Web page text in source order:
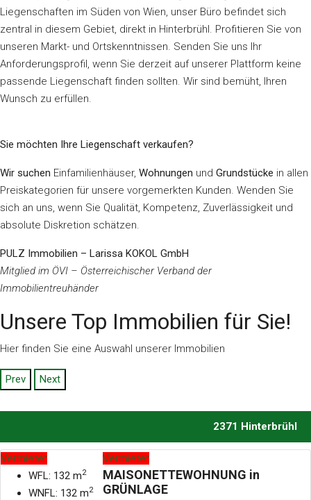
Liegenschaften im Süden von Wien, unser Büro befindet sich
zentral in diesem Gebiet, direkt in Hinterbrühl. Profitieren Sie von
unseren Markt- und Ortskenntnissen. Senden Sie uns Ihr
Anforderungsprofil, wenn Sie derzeit auf unserer Plattform keine
passende Liegenschaft finden sollten. Wir sind bemüht, Ihren
Wunsch zu erfüllen.
Sie möchten Ihre Liegenschaft verkaufen?
Wir suchen Einfamilienhäuser, Wohnungen und Grundstücke in allen
Preiskategorien für unsere vorgemerkten Kunden. Wenden Sie
sich an uns, wenn Sie Qualität, Kompetenz, Zuverlässigkeit und
absolute Diskretion schätzen.
PULZ Immobilien – Larissa KOKOL GmbH
Mitglied im ÖVI – Österreichischer Verband der
Immobilientreuhänder
Unsere Top Immobilien für Sie!
Hier finden Sie eine Auswahl unserer Immobilien
Prev Next
2371 Hinterbrühl
Vermietet
WFL: 132 m2
WNFL: 132 m2
Vermietet
MAISONETTEWOHNUNG in
GRÜNLAGE